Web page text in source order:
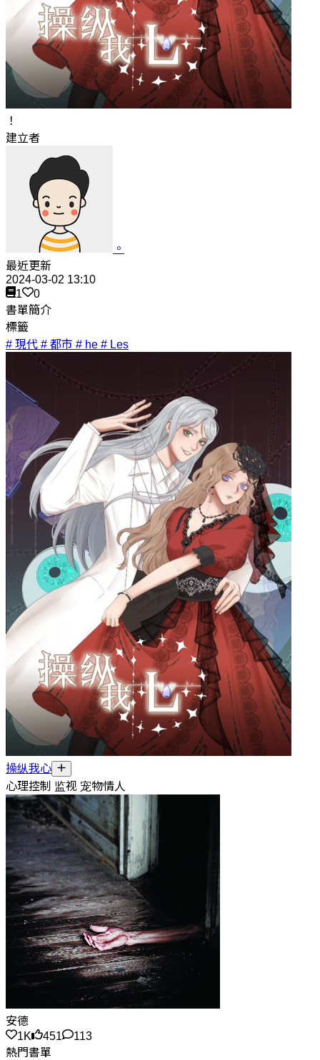
！
建立者
。
最近更新
2024-03-02 13:10
1
0
書單簡介
標籤
# 現代 # 都市 # he # Les
操纵我心
心理控制 监视 宠物情人
安德
1K
451
113
熱門書單